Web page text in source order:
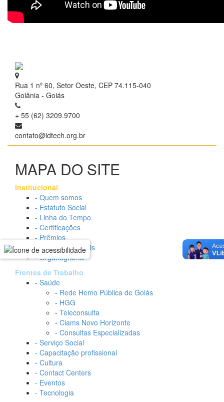
Rua 1 nº 60, Setor Oeste, CEP 74.115-040
Goiânia - Goiás
+ 55 (62) 3209.9700
contato@idtech.org.br
MAPA DO SITE
Institucional
- Quem somos
- Estatuto Social
- Linha do Tempo
- Certificações
- Prêmios
- Relatórios Anuais
- Organograma
Frentes de Trabalho
- Saúde
- Rede Hemo Pública de Goiás
- HGG
- Teleconsulta
- Ciams Novo Horizonte
- Consultas Especializadas
- Serviço Social
- Capacitação profissional
- Cultura
- Contact Centers
- Eventos
- Tecnologia